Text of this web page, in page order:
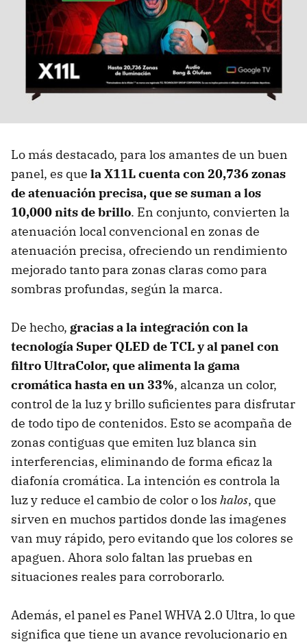
Lo más destacado, para los amantes de un buen
panel, es que la X11L cuenta con20,736 zonas
de atenuación precisa, que se suman a los
10,000 nits de brillo. En conjunto, convierten la
atenuación local convencional en zonas de
atenuación precisa, ofreciendo un rendimiento
mejorado tanto para zonas claras como para
sombras profundas, según la marca.
De hecho, gracias a la integración con la
tecnología Super QLED de TCL y al panel con
filtro UltraColor, que alimenta la gama
cromática hasta en un 33%, alcanza un color,
control de la luz y brillo suficientes para disfrutar
de todo tipo de contenidos. Esto se acompaña de
zonas contiguas que emiten luz blanca sin
interferencias, eliminando de forma eficaz la
diafonía cromática. La intención es controla la
luz y reduce el cambio de color o los halos, que
sirven en muchos partidos donde las imagenes
van muy rápido, pero evitando que los colores se
apaguen. Ahora solo faltan las pruebas en
situaciones reales para corroborarlo.
Además, el panel es Panel WHVA 2.0 Ultra, lo que
significa que tiene un avance revolucionario en